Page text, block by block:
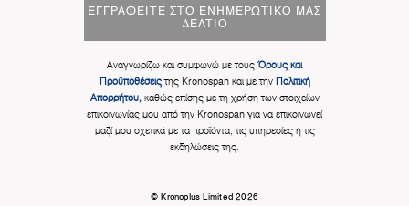
ΕΓΓΡΑΦΕΊΤΕ ΣΤΟ ΕΝΗΜΕΡΩΤΙΚΌ ΜΑΣ
ΔΕΛΤΊΟ
Αναγνωρίζω και συμφωνώ με τους Όρους και
Προϋποθέσειςτης Kronospan και με την Πολιτική
Απορρήτου,καθώς επίσης με τη χρήση των στοιχείων
επικοινωνίας μου από την Kronospan για να επικοινωνεί
μαζί μου σχετικά με τα προϊόντα, τις υπηρεσίες ή τις
εκδηλώσεις της.
© Kronoplus Limited 2026